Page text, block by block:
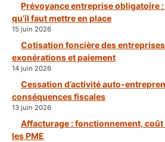
Prévoyance entreprise obligatoire :
qu’il faut mettre en place
15 juin 2026
Cotisation foncière des
exonérations et paiement
14 juin 2026
Cessation d’activité auto-
conséquences fiscales
13 juin 2026
Affacturage : fonctionnement,
les PME